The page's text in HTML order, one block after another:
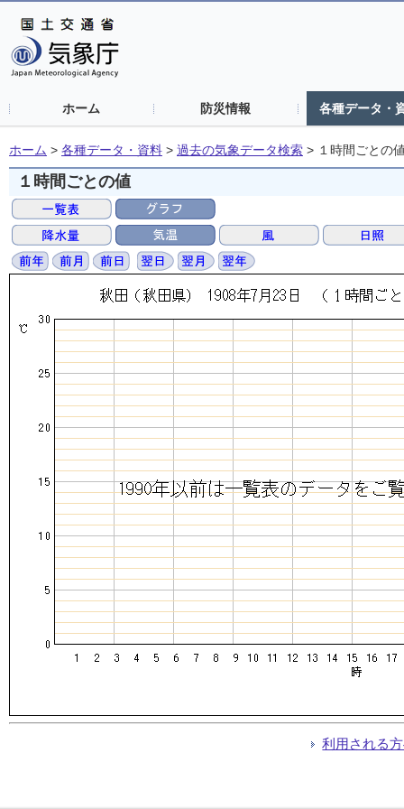
ホーム 防災情報 各種データ・
ホーム > 各種データ・資料 > 過去の気象データ検索 > １時間ごとの
１時間ごとの値
利用される